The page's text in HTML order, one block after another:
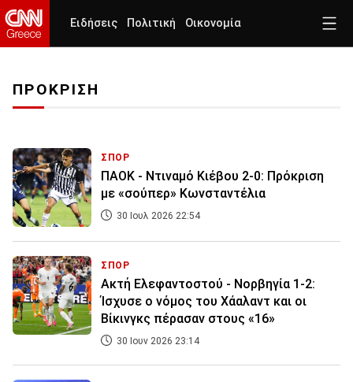
Ειδήσεις Πολιτική Οικονομία
ΠΡΟΚΡΙΣΗ
ΣΠΟΡ
ΠΑΟΚ - Ντιναμό Κιέβου 2-0: Πρόκριση
με «σούπερ» Κωνσταντέλια
30 Ιουλ 2026 22:54
ΣΠΟΡ
Ακτή Ελεφαντοστού - Νορβηγία 1-2:
Ίσχυσε ο νόμος του Χάαλαντ και οι
Βίκινγκς πέρασαν στους «16»
30 Ιουν 2026 23:14